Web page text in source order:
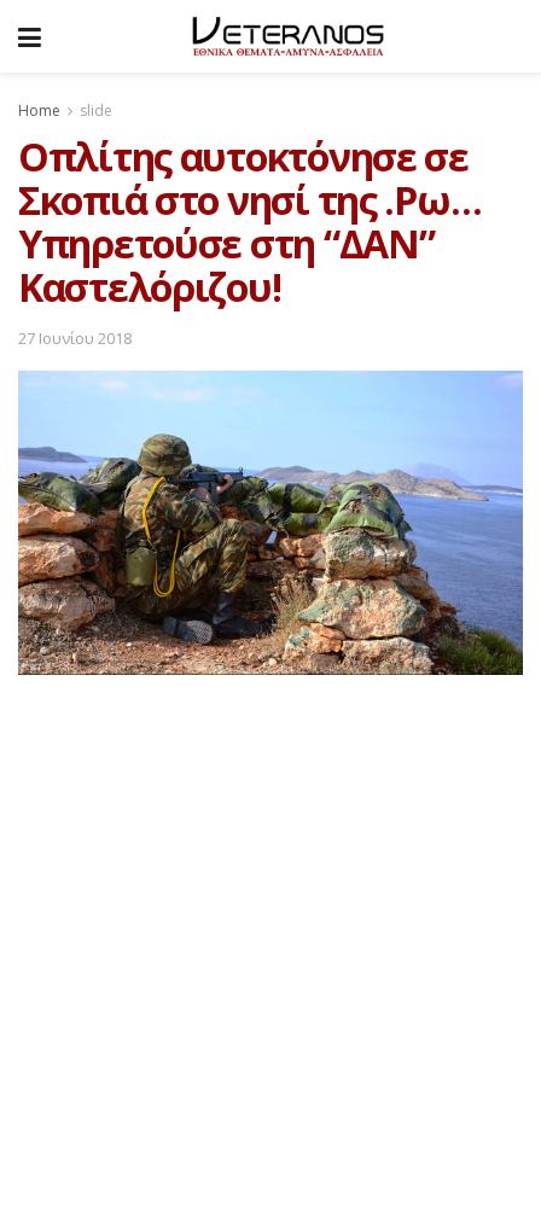
Home slide
Οπλίτης αυτοκτόνησε σε
Σκοπιά στο νησί της .Ρω…
Υπηρετούσε στη “ΔΑΝ”
Καστελόριζου!
27 Ιουνίου 2018